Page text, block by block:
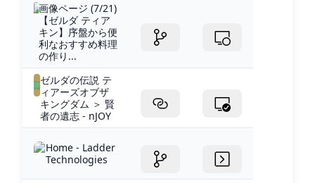
画像ページ (7/21)
【ゼルダ ティア
キン】序盤から便
利なおすすめ料理
の作り...
ゼルダの伝説 テ
ィアーズオブザ
キングダム ＞ 賢
者の遺志 - nJOY
Home - Ladder
Technologies